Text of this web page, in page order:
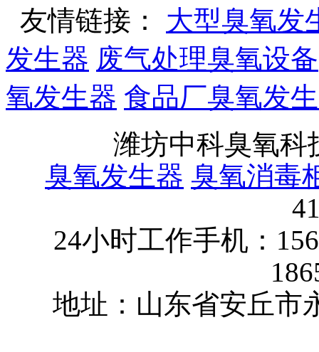
友情链接： 大型臭氧发
发生器 废气处理臭氧设备
氧发生器 食品厂臭氧发
潍坊中科臭氧
臭氧发生器 臭氧消毒
24小时工作手机：
地址：山东省安丘